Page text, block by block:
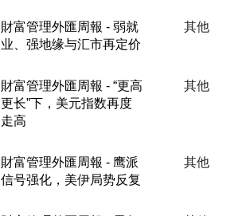
財富管理外匯周報 - 弱就
业、强地缘与汇市再定价
其他
財富管理外匯周報 - “更高
更长”下，美元指数再度
走高
其他
財富管理外匯周報 - 鹰派
信号强化，美伊局势反复
其他